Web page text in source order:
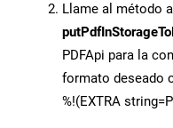
Llame al método
PDFApi para la
formato deseado
%!(EXTRA